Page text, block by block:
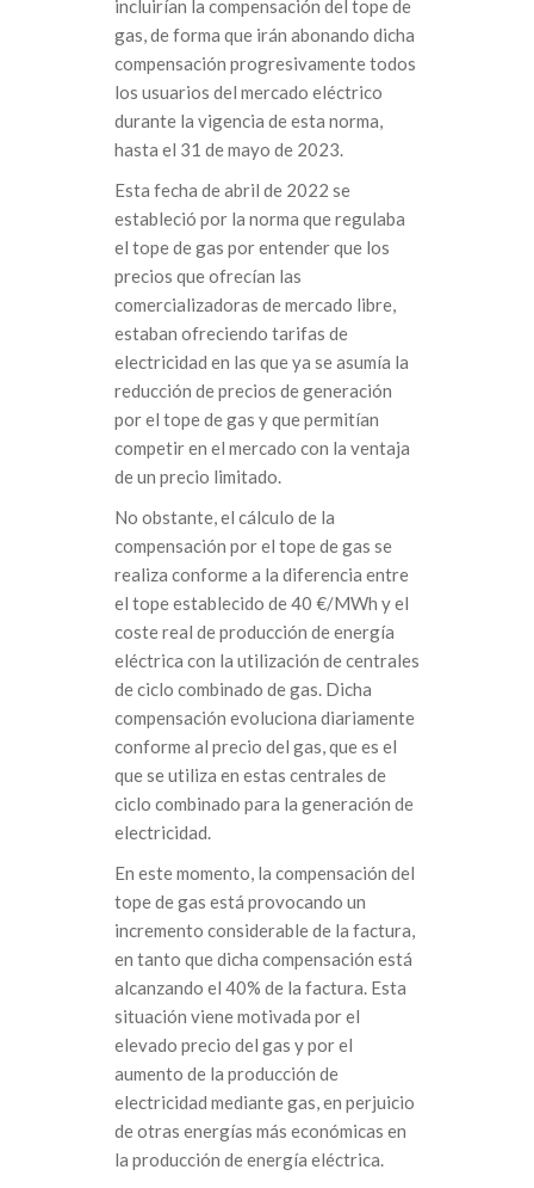
incluirían la compensación del tope de
gas, de forma que irán abonando dicha
compensación progresivamente todos
los usuarios del mercado eléctrico
durante la vigencia de esta norma,
hasta el 31 de mayo de 2023.
Esta fecha de abril de 2022 se
estableció por la norma que regulaba
el tope de gas por entender que los
precios que ofrecían las
comercializadoras de mercado libre,
estaban ofreciendo tarifas de
electricidad en las que ya se asumía la
reducción de precios de generación
por el tope de gas y que permitían
competir en el mercado con la ventaja
de un precio limitado.
No obstante, el cálculo de la
compensación por el tope de gas se
realiza conforme a la diferencia entre
el tope establecido de 40 €/MWh y el
coste real de producción de energía
eléctrica con la utilización de centrales
de ciclo combinado de gas. Dicha
compensación evoluciona diariamente
conforme al precio del gas, que es el
que se utiliza en estas centrales de
ciclo combinado para la generación de
electricidad.
En este momento, la compensación del
tope de gas está provocando un
incremento considerable de la factura,
en tanto que dicha compensación está
alcanzando el 40% de la factura. Esta
situación viene motivada por el
elevado precio del gas y por el
aumento de la producción de
electricidad mediante gas, en perjuicio
de otras energías más económicas en
la producción de energía eléctrica.